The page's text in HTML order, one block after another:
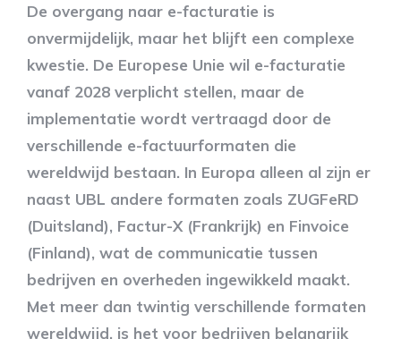
De overgang naar e-facturatie is
onvermijdelijk, maar het blijft een complexe
kwestie. De Europese Unie wil e-facturatie
vanaf 2028 verplicht stellen, maar de
implementatie wordt vertraagd door de
verschillende e-factuurformaten die
wereldwijd bestaan. In Europa alleen al zijn er
naast UBL andere formaten zoals ZUGFeRD
(Duitsland), Factur-X (Frankrijk) en Finvoice
(Finland), wat de communicatie tussen
bedrijven en overheden ingewikkeld maakt.
Met meer dan twintig verschillende formaten
wereldwijd, is het voor bedrijven belangrijk